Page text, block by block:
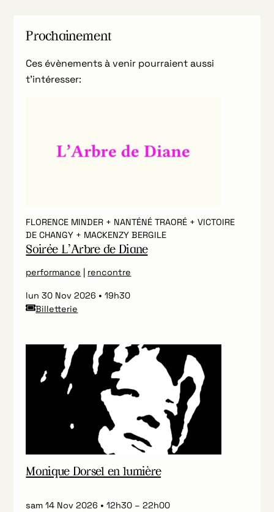
Prochainement
Ces évènements à venir pourraient aussi
t’intéresser:
FLORENCE MINDER + NANTÉNÉ TRAORÉ + VICTOIRE
DE CHANGY + MACKENZY BERGILE
Soirée L’Arbre de Diane
performance | rencontre
lun 30 Nov 2026
19h30
Billetterie
Monique Dorsel en lumière
sam 14 Nov 2026 12h30 –22h00